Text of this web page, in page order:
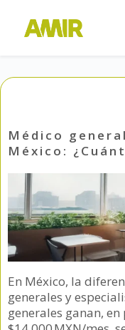
Médico
México:
En México, la
generales y
generales ganan,